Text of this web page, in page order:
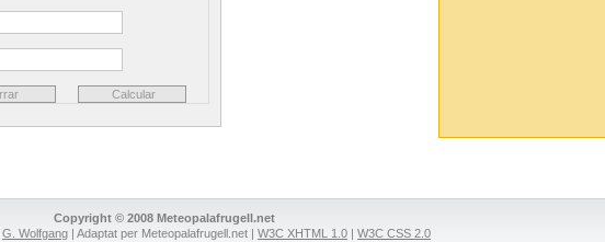
Copyright © 2008 Meteopalafrugell.net
G. Wolfgang | Adaptat per Meteopalafrugell.net | W3C XHTML 1.0 W3C CSS 2.0